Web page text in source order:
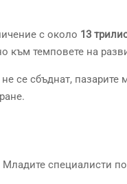
с около 13
към темповете на
се сбъднат, пазарите
специалисти